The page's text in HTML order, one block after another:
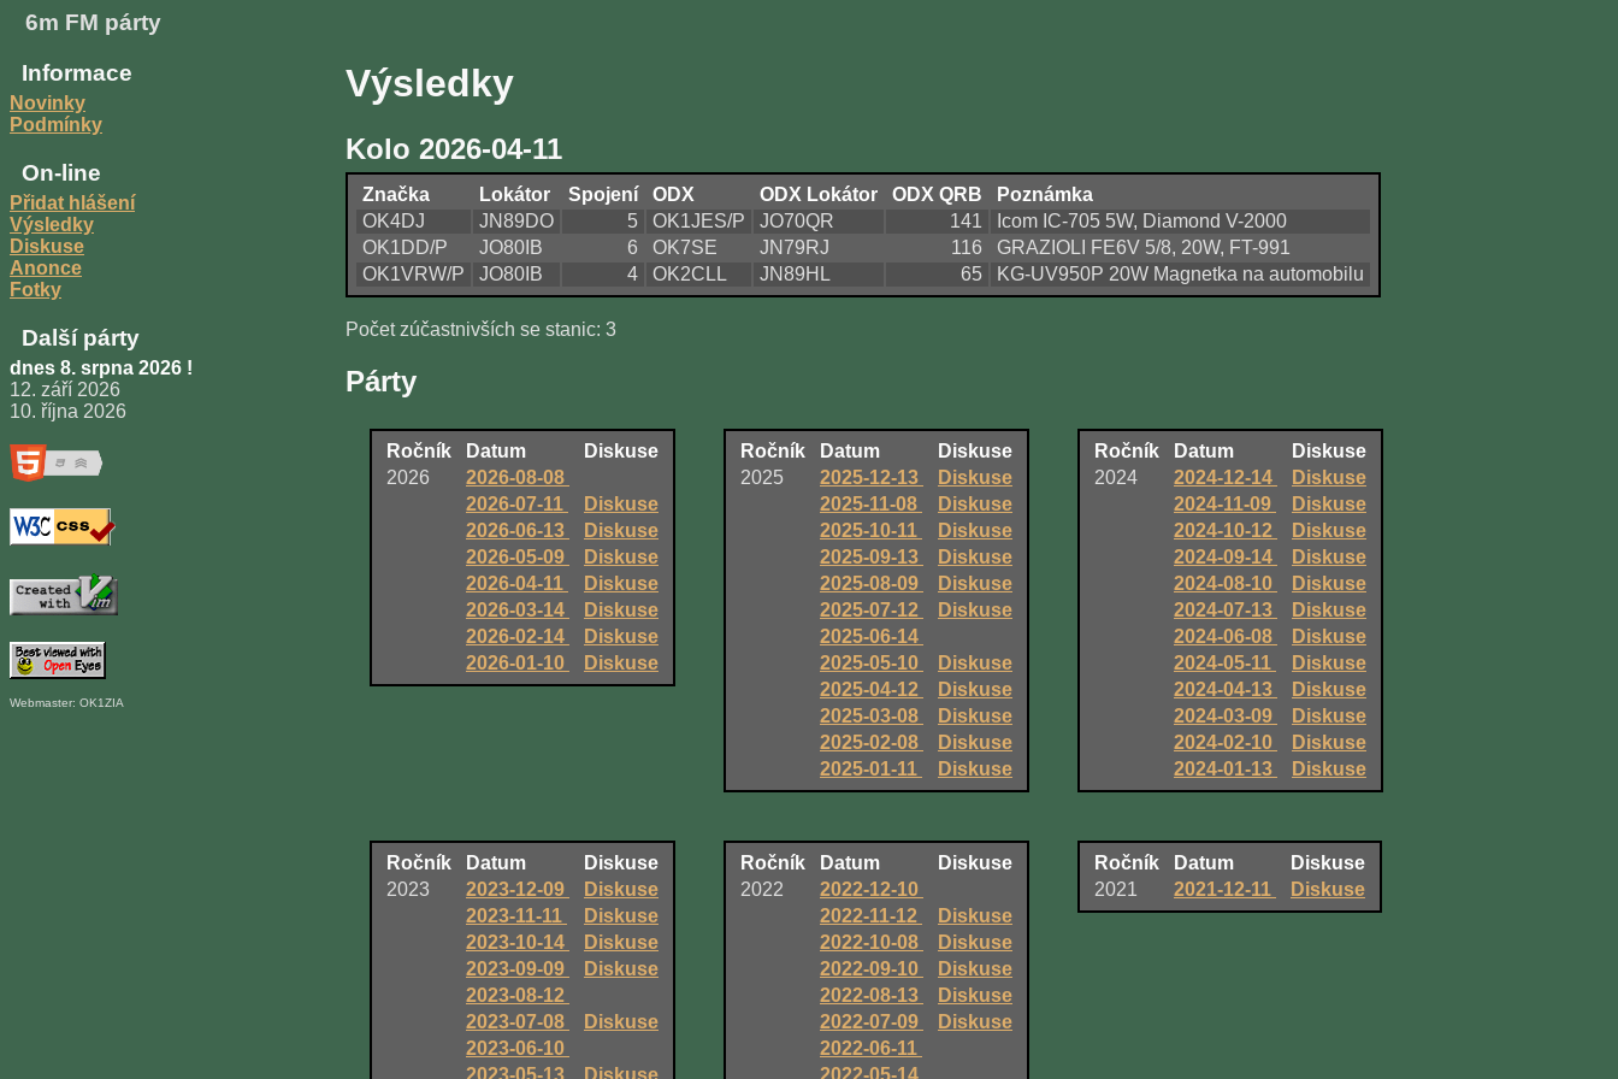
6m FM párty
Informace
Novinky
Podmínky
On-line
Přidat hlášení
Výsledky
Diskuse
Anonce
Fotky
Další párty
dnes 8. srpna 2026 !
12. září 2026
10. října 2026
Webmaster: OK1ZIA
Výsledky
Kolo 2026-04-11
Značka Lokátor Spojení ODX ODX Lokátor ODX QRB
Poznámka
OK4DJ
JN89DO 5 OK1JES/P JO70QR 141
Icom IC-705 5W, Diamond V-2000
OK1DD/P
JO80IB 6 OK7SE JN79RJ 116
GRAZIOLI FE6V 5/8, 20W, FT-991
OK1VRW/P
JO80IB 4 OK2CLL JN89HL 65 KG-UV950P 20W Magnetka na automobilu
Počet zúčastnivších se stanic: 3
Párty
Ročník Datum
Diskuse
2026
2026-08-08
2026-07-11
Diskuse
2026-06-13
Diskuse
2026-05-09
Diskuse
2026-04-11
Diskuse
2026-03-14
Diskuse
2026-02-14
Diskuse
2026-01-10
Diskuse
Ročník Datum
Diskuse
2025
2025-12-13
Diskuse
2025-11-08
Diskuse
2025-10-11
Diskuse
2025-09-13
Diskuse
2025-08-09
Diskuse
2025-07-12
Diskuse
2025-06-14
2025-05-10
Diskuse
2025-04-12
Diskuse
2025-03-08
Diskuse
2025-02-08
Diskuse
2025-01-11
Diskuse
Ročník Datum
Diskuse
2024
2024-12-14
Diskuse
2024-11-09
Diskuse
2024-10-12
Diskuse
2024-09-14
Diskuse
2024-08-10
Diskuse
2024-07-13
Diskuse
2024-06-08
Diskuse
2024-05-11
Diskuse
2024-04-13
Diskuse
2024-03-09
Diskuse
2024-02-10
Diskuse
2024-01-13
Diskuse
Ročník Datum
Diskuse
2023
2023-12-09
Diskuse
2023-11-11
Diskuse
2023-10-14
Diskuse
2023-09-09
Diskuse
2023-08-12
2023-07-08
Diskuse
2023-06-10
2023-05-13
Diskuse
Ročník Datum
Diskuse
2022
2022-12-10
2022-11-12
Diskuse
2022-10-08
Diskuse
2022-09-10
Diskuse
2022-08-13
Diskuse
2022-07-09
Diskuse
2022-06-11
2022-05-14
Ročník Datum
Diskuse
2021
2021-12-11 Diskuse